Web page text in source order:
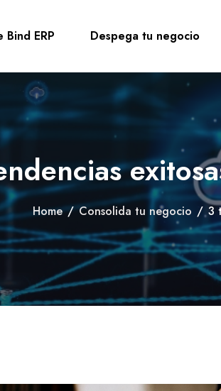
Bind ERP Despega tu negocio
Home / Consolida tu negocio / 3